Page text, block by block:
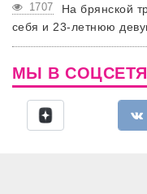
1707
На брянской
себя и 23-летнюю
МЫ В